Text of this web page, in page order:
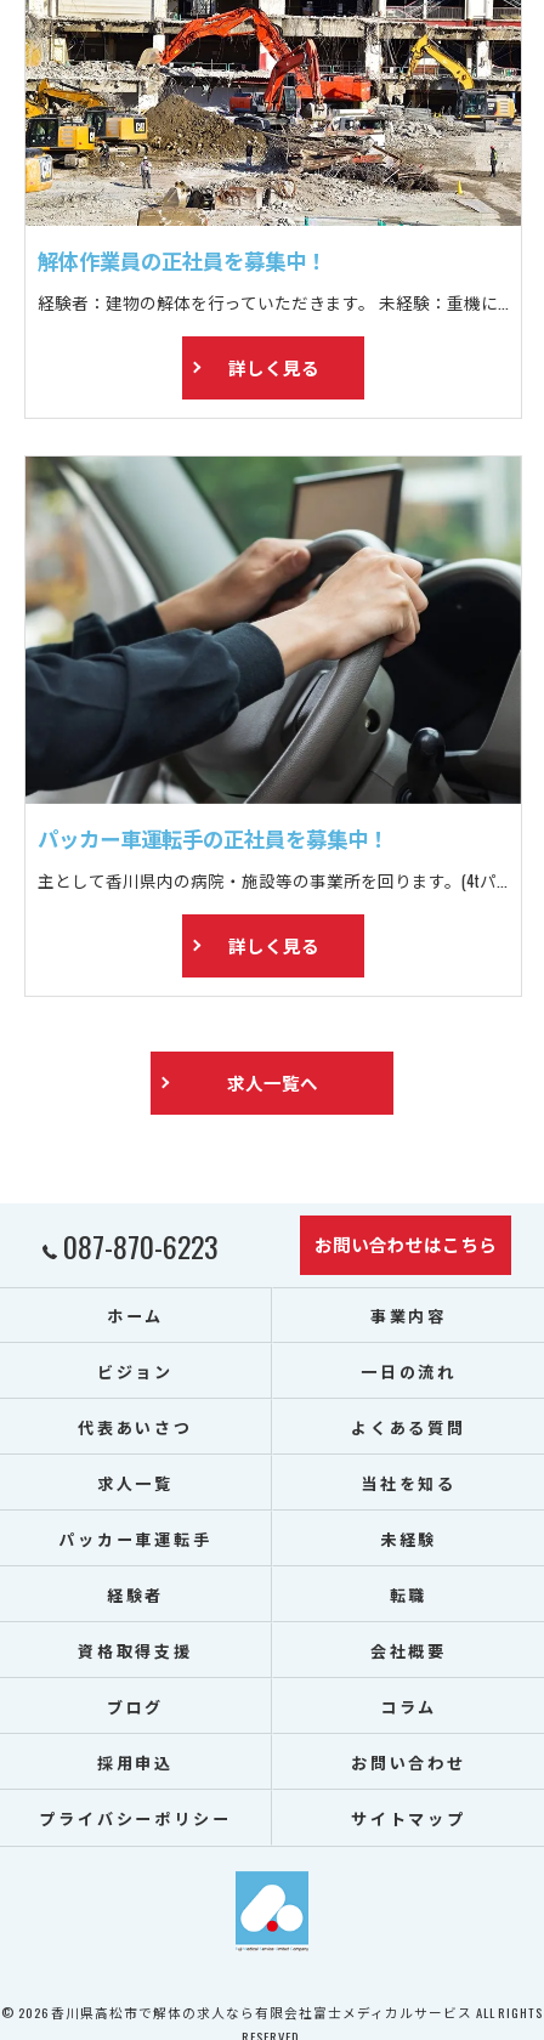
解体作業員の正社員を募集中！
経験者：建物の解体を行っていただきます。 未経験：重機に乗っている方のお手伝い、トラックへゴミの積み込み等。
詳しく見る
パッカー車運転手の正社員を募集中！
主として香川県内の病院・施設等の事業所を回ります。(4tパッカー車乗車) 定期収集で1日15～20件ほど回ります。
詳しく見る
求人一覧へ
087-870-6223 お問い合わせはこちら
ホーム 事業内容
ビジョン 一日の流れ
代表あいさつ よくある質問
求人一覧 当社を知る
パッカー車運転手 未経験
経験者 転職
資格取得支援 会社概要
ブログ コラム
採用申込 お問い合わせ
プライバシーポリシー サイトマップ
© 2026 香川県高松市で解体の求人なら有限会社富士メディカルサービス ALL RIGHTS
RESERVED.